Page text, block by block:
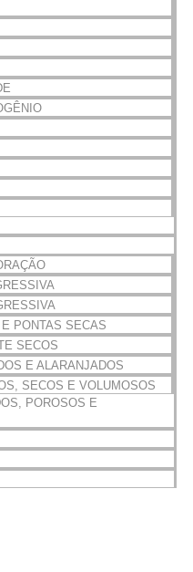
PONTAS SECAS
SECOS
E ALARANJADOS
SECOS E VOLUMOSOS
POROSOS E